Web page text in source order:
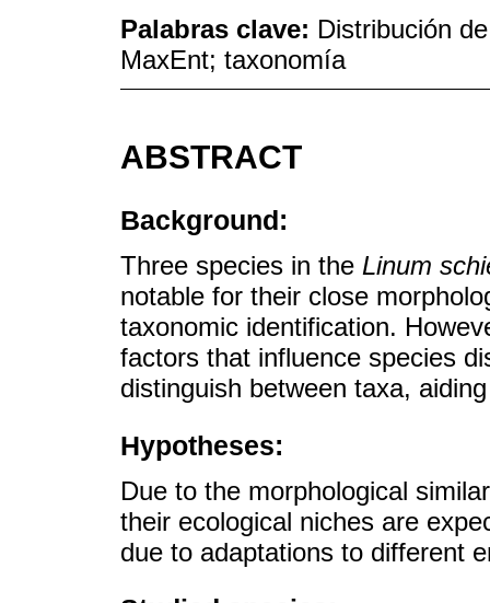
Palabras clave: Distribución
MaxEnt; taxonomía
ABSTRACT
Background:
Three species in the Linum
notable for their close
taxonomic identification.
factors that influence species
distinguish between taxa,
Hypotheses:
Due to the morphological
their ecological niches are
due to adaptations to different